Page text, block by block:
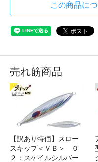
この商品に
売れ筋商品
【訳あり特価】スロー
スキップ＜ＶＢ＞ ０
２：スケイルシルバー